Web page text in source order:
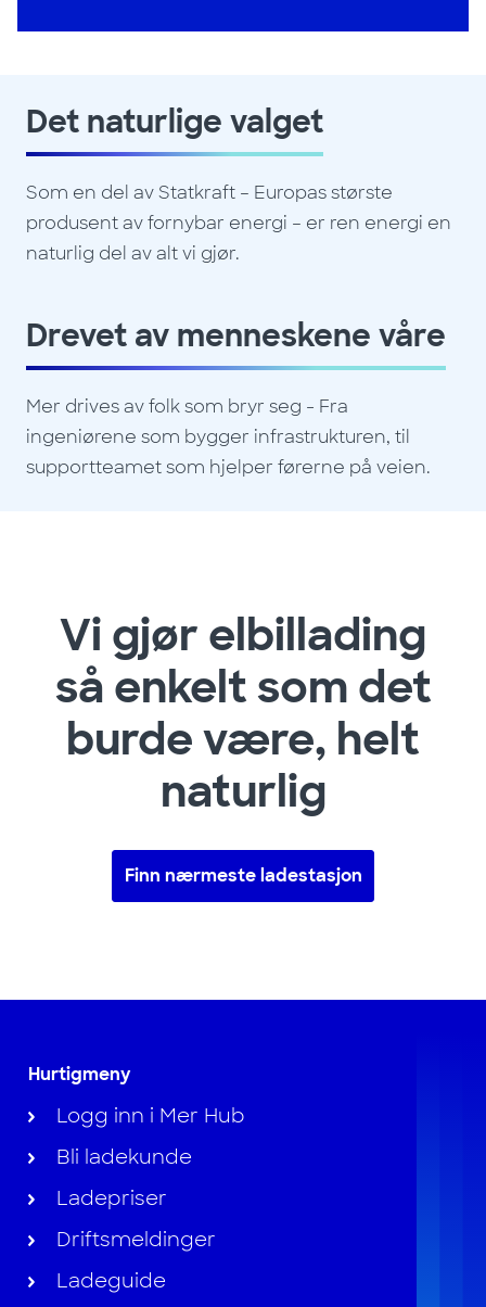
Det naturlige valget
Som en del av Statkraft – Europas største
produsent av fornybar energi – er ren energi en
naturlig del av alt vi gjør.
Drevet av menneskene våre
Mer drives av folk som bryr seg - Fra
ingeniørene som bygger infrastrukturen, til
supportteamet som hjelper førerne på veien.
Vi gjør elbillading
så enkelt som det
burde være, helt
naturlig
Finn nærmeste ladestasjon
Hurtigmeny
Logg inn i Mer Hub
Bli ladekunde
Ladepriser
Driftsmeldinger
Ladeguide